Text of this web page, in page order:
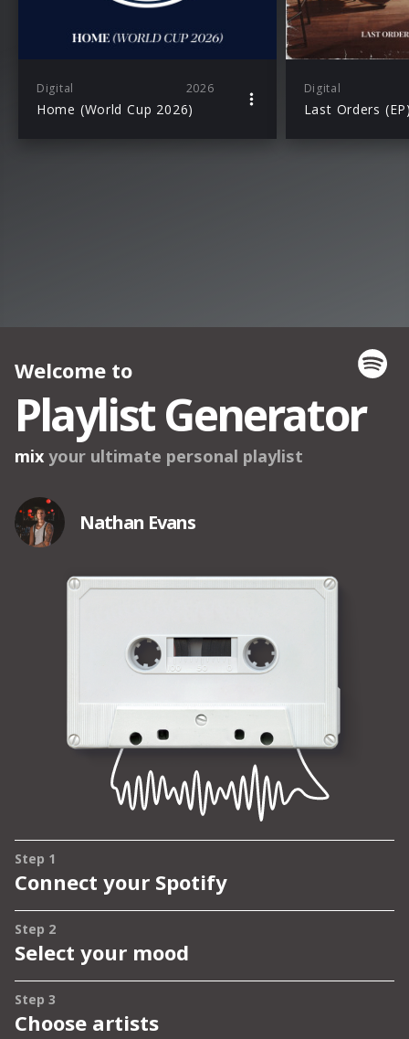
Digital 2026
Home (World Cup 2026)
Digital
Last Orders